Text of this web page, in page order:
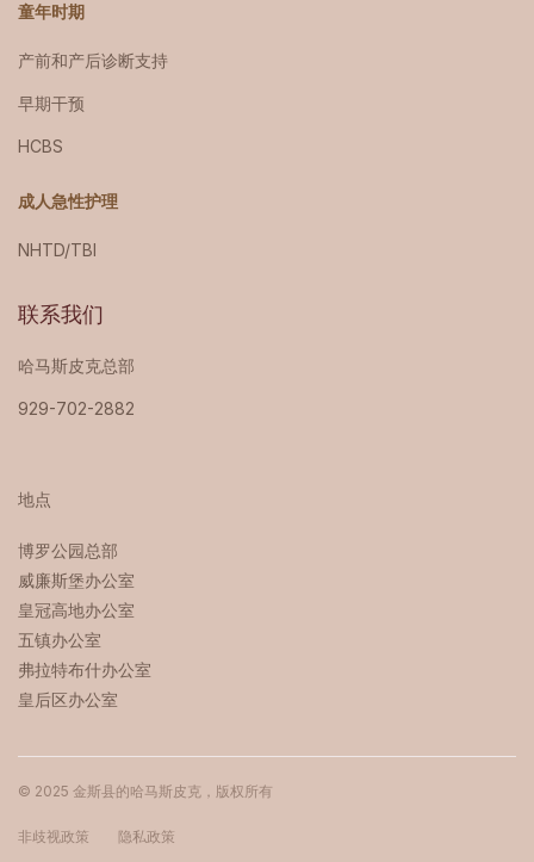
童年时期
产前和产后诊断支持
早期干预
HCBS
成人急性护理
NHTD/TBI
联系我们
哈马斯皮克总部
929-702-2882
地点
博罗公园总部 ‍
威廉斯堡办公室
皇冠高地办公室
五镇办公室
弗拉特布什办公室
皇后区办公室
© 2025 金斯县的哈马斯皮克，版权所有
非歧视政策 隐私政策